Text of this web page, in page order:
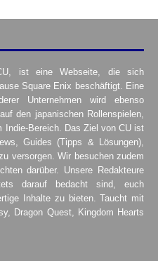
ist eine Webseite, die sich
Square Enix beschäftigt. Eine
Unternehmen wird ebenso
den japanischen Rollenspielen,
Indie-Bereich. Das Ziel von CU ist
Guides (Tipps & Lösungen),
versorgen. Wir besuchen zudem
darüber. Unsere Redakteure
darauf bedacht sind, euch
Inhalte zu bieten. Taucht mit
Dragon Quest, Kingdom Hearts